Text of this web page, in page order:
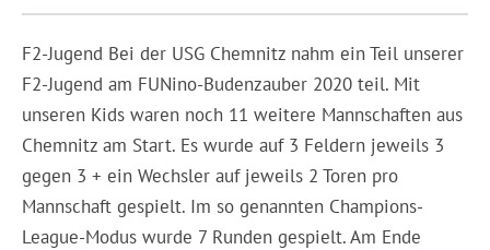
F2-Jugend Bei der USG Chemnitz nahm ein Teil unserer
F2-Jugend am FUNino-Budenzauber 2020 teil. Mit
unseren Kids waren noch 11 weitere Mannschaften aus
Chemnitz am Start. Es wurde auf 3 Feldern jeweils 3
gegen 3 + ein Wechsler auf jeweils 2 Toren pro
Mannschaft gespielt. Im so genannten Champions-
League-Modus wurde 7 Runden gespielt. Am Ende